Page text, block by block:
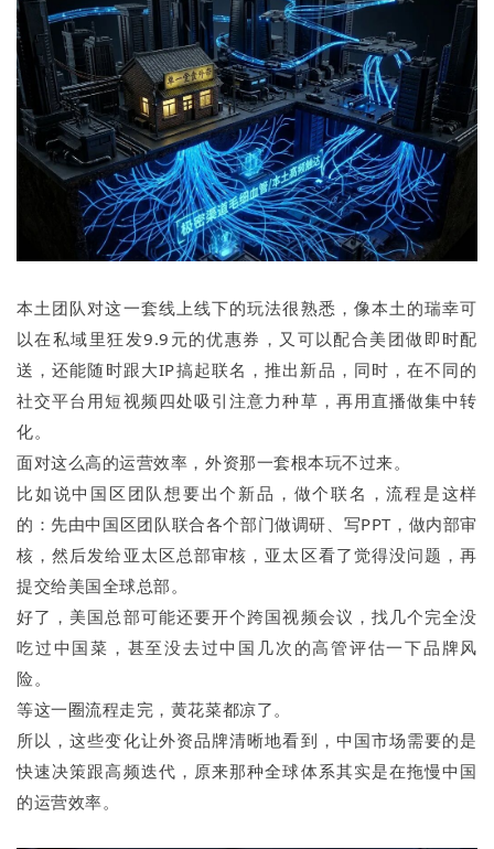
本土团队对这一套线上线下的玩法很熟悉，像本土的瑞幸可
以在私域里狂发9.9元的优惠券，又可以配合美团做即时配
送，还能随时跟大IP搞起联名，推出新品，同时，在不同的
社交平台用短视频四处吸引注意力种草，再用直播做集中转
化。
面对这么高的运营效率，外资那一套根本玩不过来。
比如说中国区团队想要出个新品，做个联名，流程是这样
的：先由中国区团队联合各个部门做调研、写PPT，做内部审
核，然后发给亚太区总部审核，亚太区看了觉得没问题，再
提交给美国全球总部。
好了，美国总部可能还要开个跨国视频会议，找几个完全没
吃过中国菜，甚至没去过中国几次的高管评估一下品牌风
险。
等这一圈流程走完，黄花菜都凉了。
所以，这些变化让外资品牌清晰地看到，中国市场需要的是
快速决策跟高频迭代，原来那种全球体系其实是在拖慢中国
的运营效率。